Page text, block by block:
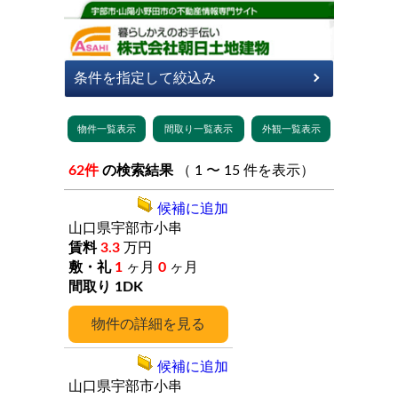
62件 の検索結果 （ 1 〜 15 件を表示）
詳細
山口県宇部市小串
3.3 万円
1 ヶ月 0 ヶ月
1DK
候補に追加
山口県宇部市小串
候補に追加